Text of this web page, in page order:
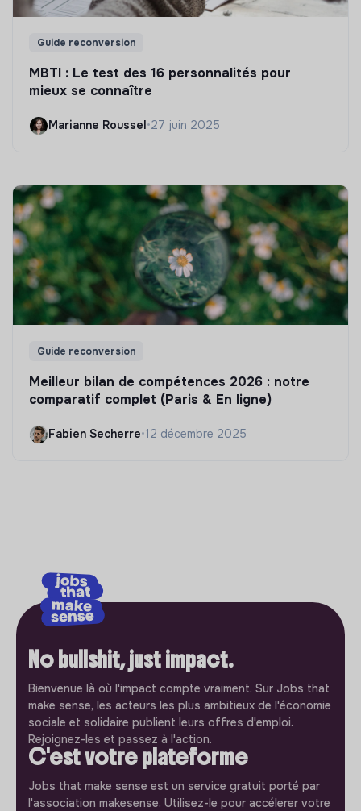
Guide reconversion
MBTI : Le test des 16 personnalités pour
mieux se connaître
Marianne Roussel •27 juin 2025
Guide reconversion
Meilleur bilan de compétences 2026 : notre
comparatif complet (Paris & En ligne)
Fabien Secherre•12 décembre 2025
No bullshit, just impact.
Bienvenue là où l'impact compte vraiment. Sur Jobs that
make sense, les acteurs les plus ambitieux de l'économie
sociale et solidaire publient leurs offres d'emploi.
Rejoignez-les et passez à l'action.
C'est votre plateforme
Jobs that make sense est un service gratuit porté par
l'association makesense. Utilisez-le pour accélerer votre